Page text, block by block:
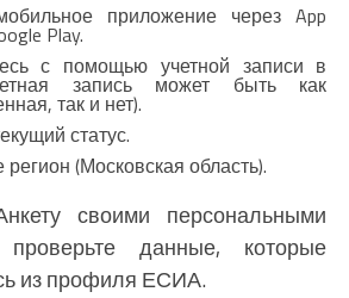
приложение через App
Play.
с помощью учетной записи в
запись может быть как
так и нет).
статус.
(Московская область).
своими персональными
данные, которые
из профиля ЕСИА.